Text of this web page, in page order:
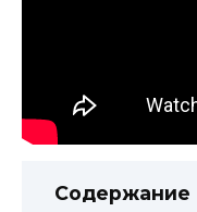
Содержание